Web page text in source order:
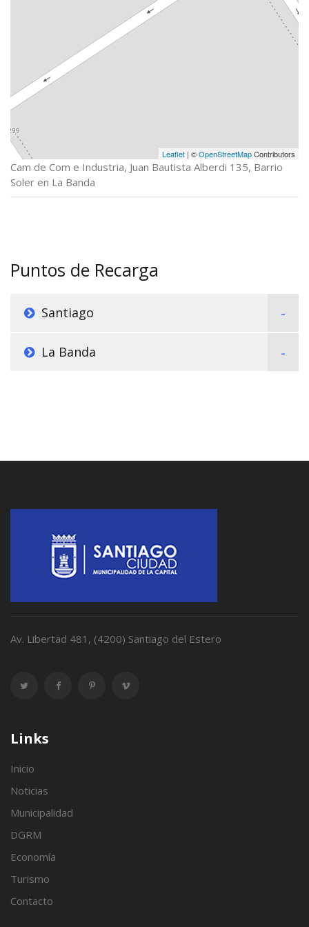
Leaflet | ©OpenStreetMapContributors
Cam de Com e Industria, Juan Bautista Alberdi 135, Barrio
Soler en La Banda
Puntos de Recarga
Santiago
La Banda
Av. Libertad 481, (4200) Santiago del Estero
Links
Inicio
Noticias
Municipalidad
DGRM
Economía
Turismo
Contacto